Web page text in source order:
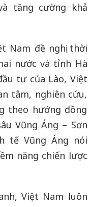
tăng cường khả
Nam đề nghị thời
nước và tỉnh Hà
tư của Lào, Việt
tâm, nghiên cứu,
theo hướng đồng
Vũng Áng – Sơn
tế Vũng Áng nói
năng chiến lược
Việt Nam luôn